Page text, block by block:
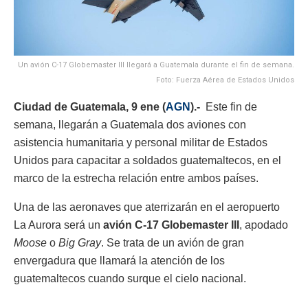
Un avión C-17 Globemaster III llegará a Guatemala durante el fin de semana.
Foto: Fuerza Aérea de Estados Unidos
Ciudad de Guatemala, 9 ene (AGN).- Este fin de
semana, llegarán a Guatemala dos aviones con
asistencia humanitaria y personal militar de Estados
Unidos para capacitar a soldados guatemaltecos, en el
marco de la estrecha relación entre ambos países.
Una de las aeronaves que aterrizarán en el aeropuerto
La Aurora será un avión C-17 Globemaster III , apodado
Moose o Big Gray. Se trata de un avión de gran
envergadura que llamará la atención de los
guatemaltecos cuando surque el cielo nacional.